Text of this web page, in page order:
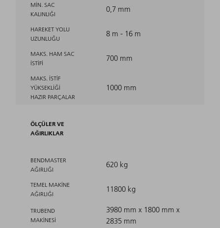
MIN. SAC
KALINLIĞI
0,7 mm
HAREKET YOLU
UZUNLUĞU
8 m - 16 m
MAKS. HAM SAC
ISTIFI
700 mm
MAKS. ISTIF
YÜKSEKLIĞI
HAZIR PARÇALAR
1000 mm
ÖLÇÜLER VE
AĞIRLIKLAR
BENDMASTER
AĞIRLIĞI
620 kg
TEMEL MAKINE
AĞIRLIĞI
11800 kg
TRUBEND
MAKINESI
3980 mm x 1800 mm x
2835 mm